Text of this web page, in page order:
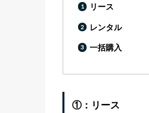
リース
レンタル
一括購入
①：リース